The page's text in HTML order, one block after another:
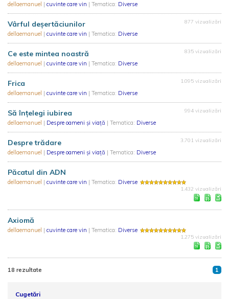
dellaemanuel | cuvinte care vin | Tematica: Diverse
Vârful deșertăciunilor
dellaemanuel | cuvinte care vin | Tematica: Diverse
877 vizualizări
Ce este mintea noastră
dellaemanuel | cuvinte care vin | Tematica: Diverse
835 vizualizări
Frica
dellaemanuel | cuvinte care vin | Tematica: Diverse
1.095 vizualizări
Să înțelegi iubirea
dellaemanuel | Despre oameni și viață | Tematica: Diverse
994 vizualizări
Despre trădare
dellaemanuel | Despre oameni și viață | Tematica: Diverse
3.701 vizualizări
Păcatul din ADN
dellaemanuel | cuvinte care vin | Tematica: Diverse
1.432 vizualizări
Axiomă
dellaemanuel | cuvinte care vin | Tematica: Diverse
1.275 vizualizări
18 rezultate 1
Cugetări